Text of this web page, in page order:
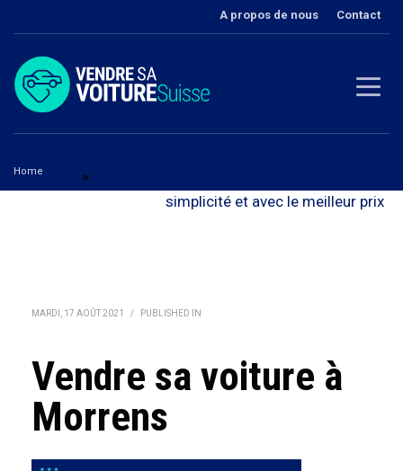
A propos de nous Contact
Home »
simplicité et avec le meilleur prix
MARDI, 17 AOÛT 2021 / PUBLISHED IN
Vendre sa voiture à
Morrens